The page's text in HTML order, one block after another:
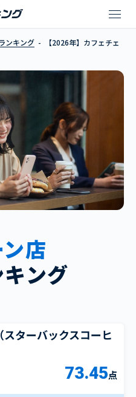
【2026年】カフェチェ
ンキング
【2026年】カフェチェ
店
ング
ターバックスコーヒ
73.45点